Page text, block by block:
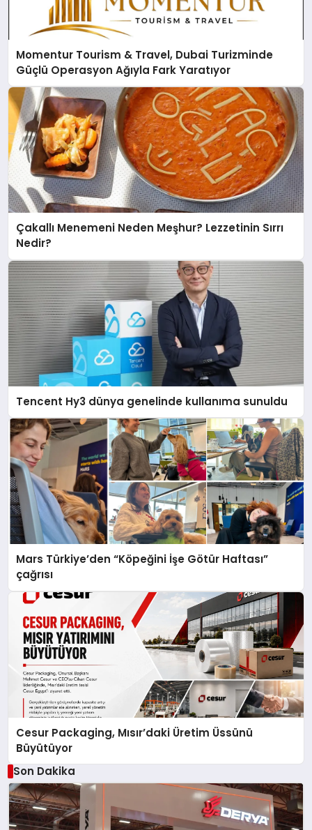
Momentur Tourism & Travel, Dubai Turizminde
Güçlü Operasyon Ağıyla Fark Yaratıyor
Çakallı Menemeni Neden Meşhur? Lezzetinin Sırrı
Nedir?
Tencent Hy3 dünya genelinde kullanıma sunuldu
Mars Türkiye’den “Köpeğini İşe Götür Haftası”
çağrısı
Cesur Packaging, Mısır’daki Üretim Üssünü
Büyütüyor
Son Dakika